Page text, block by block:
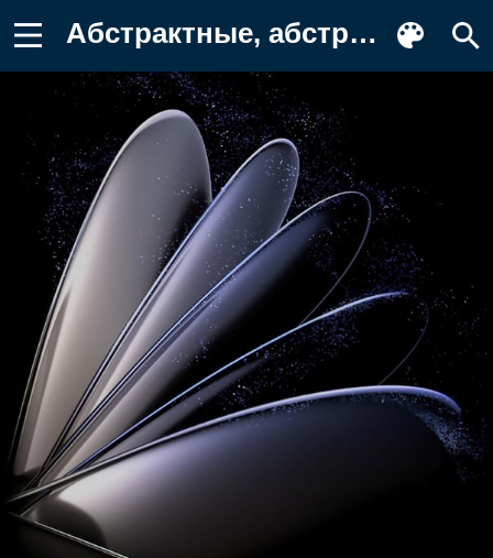
Абстрактные, абстракция, рендеринг Картинка